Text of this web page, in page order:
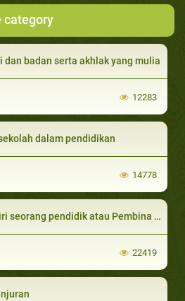
category
badan serta akhlak yang mulia
12283
dalam pendidikan
14778
pendidik atau Pembina yang berhasil
22419